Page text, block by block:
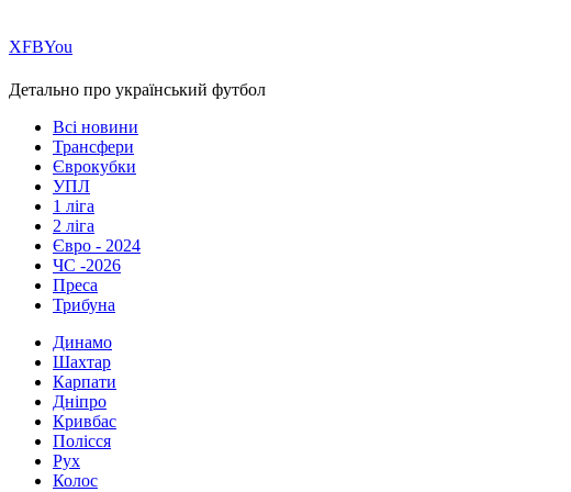
ХFBYou
Детально про український футбол
Всі новини
Трансфери
Єврокубки
УПЛ
1 ліга
2 ліга
Євро - 2024
ЧС -2026
Преса
Трибуна
Динамо
Шахтар
Карпати
Дніпро
Кривбас
Полісся
Рух
Колос